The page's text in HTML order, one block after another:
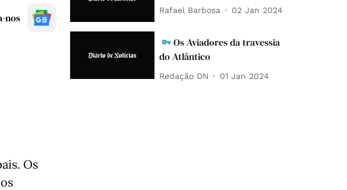
nos
Os
Rafael Barbosa 02 Jan 2024
Os Aviadores da travessia
do Atlântico
Redação DN 01 Jan 2024